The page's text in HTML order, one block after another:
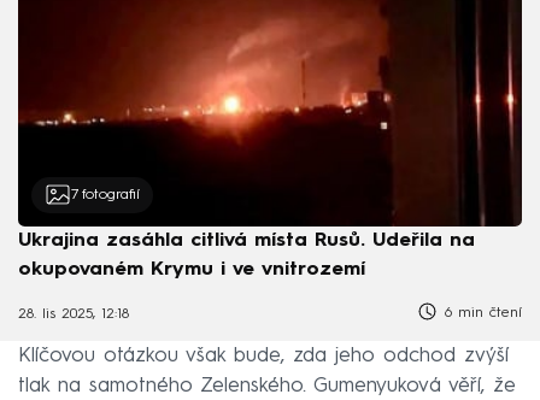
7 fotografií
Ukrajina zasáhla citlivá místa Rusů. Udeřila na
okupovaném Krymu i ve vnitrozemí
28. lis 2025, 12:18 6 min čtení
Klíčovou otázkou však bude, zda jeho odchod zvýší
tlak na samotného Zelenského. Gumenyuková věří, že